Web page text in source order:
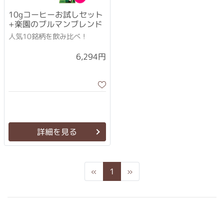
10gコーヒーお試しセット
+楽園のブルマンブレンド
人気10銘柄を飲み比べ！
6,294円
詳細を見る
« Previous
1 »Next